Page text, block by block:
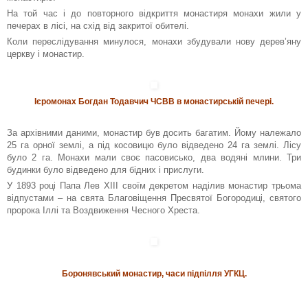
На той час і до повторного відкриття монастиря монахи жили у
печерах в лісі, на схід від закритої обителі.
Коли переслідування минулося, монахи збудували нову дерев’яну
церкву і монастир.
Ієромонах Богдан Тодавчич ЧСВВ в монастирській печері.
За архівними даними, монастир був досить багатим. Йому належало
25 га орної землі, а під косовицю було відведено 24 га землі. Лісу
було 2 га. Монахи мали своє пасовисько, два водяні млини. Три
будинки було відведено для бідних і прислуги.
У 1893 році Папа Лев ХІІІ своїм декретом наділив монастир трьома
відпустами – на свята Благовіщення Пресвятої Богородиці, святого
пророка Іллі та Воздвиження Чесного Хреста.
Боронявський монастир, часи підпілля УГКЦ.